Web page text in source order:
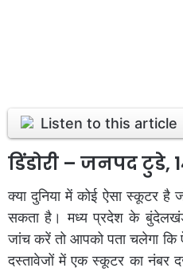
Listen to this article
डिंडोरी – जनपद टुडे,
क्या दुनिया में कोई ऐसा स्कूटर
सकता है। मध्य प्रदेश के
जांच करें तो आपको पता चलेगा कि
दस्तावेजों में एक स्कूटर का नंबर